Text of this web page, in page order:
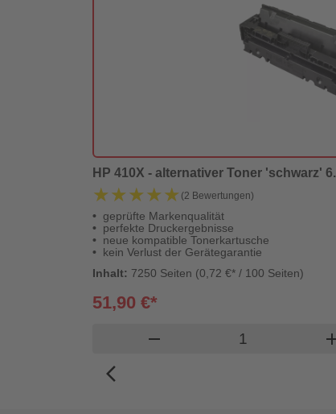
HP 410X - alternativer Toner 'schwarz'
★★★★★
★★★★★ (2 Bewertungen)
geprüfte Markenqualität
perfekte Druckergebnisse
neue kompatible Tonerkartusche
kein Verlust der Gerätegarantie
Inhalt: 7250 Seiten (0,72 €* / 100 Seiten)
51,90 €*
remove Produkt
arrow_back_ios_new